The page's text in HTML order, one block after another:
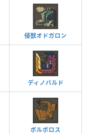
侵獣オドガロン
ディノバルド
ボルボロス